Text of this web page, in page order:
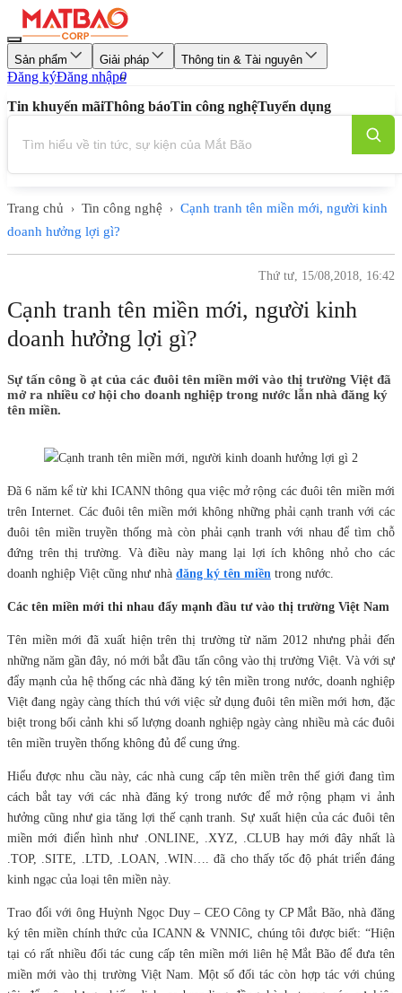
Sản phẩm Giải pháp Thông tin & Tài nguyên
Đăng kýĐăng nhập0
Tin khuyến mãiThông báoTin công nghệTuyển dụng
Trang chủ › Tin công nghệ › Cạnh tranh tên miền mới, người kinh
doanh hưởng lợi gì?
Thứ tư, 15/08,2018, 16:42
Cạnh tranh tên miền mới, người kinh
doanh hưởng lợi gì?
Sự tấn công ồ ạt của các đuôi tên miền mới vào thị trường Việt đã
mở ra nhiều cơ hội cho doanh nghiệp trong nước lẫn nhà đăng ký
tên miền.
Đã 6 năm kể từ khi ICANN thông qua việc mở rộng các đuôi tên miền mới
trên Internet. Các đuôi tên miền mới không những phải cạnh tranh với các
đuôi tên miền truyền thống mà còn phải cạnh tranh với nhau để tìm chỗ
đứng trên thị trường. Và điều này mang lại lợi ích không nhỏ cho các
doanh nghiệp Việt cũng như nhà đăng ký tên miền trong nước.
Các tên miền mới thi nhau đẩy mạnh đầu tư vào thị trường Việt Nam
Tên miền mới đã xuất hiện trên thị trường từ năm 2012 nhưng phải đến
những năm gần đây, nó mới bắt đầu tấn công vào thị trường Việt. Và với sự
đẩy mạnh của hệ thống các nhà đăng ký tên miền trong nước, doanh nghiệp
Việt đang ngày càng thích thú với việc sử dụng đuôi tên miền mới hơn, đặc
biệt trong bối cảnh khi số lượng doanh nghiệp ngày càng nhiều mà các đuôi
tên miền truyền thống không đủ để cung ứng.
Hiểu được nhu cầu này, các nhà cung cấp tên miền trên thế giới đang tìm
cách bắt tay với các nhà đăng ký trong nước để mở rộng phạm vi ảnh
hưởng cũng như gia tăng lợi thế cạnh tranh. Sự xuất hiện của các đuôi tên
miền mới điển hình như .ONLINE, .XYZ, .CLUB hay mới đây nhất là
.TOP, .SITE, .LTD, .LOAN, .WIN…. đã cho thấy tốc độ phát triển đáng
kinh ngạc của loại tên miền này.
Trao đổi với ông Huỳnh Ngọc Duy – CEO Công ty CP Mắt Bão, nhà đăng
ký tên miền chính thức của ICANN & VNNIC, chúng tôi được biết: “Hiện
tại có rất nhiều đối tác cung cấp tên miền mới liên hệ Mắt Bão để đưa tên
miền mới vào thị trường Việt Nam. Một số đối tác còn hợp tác với chúng